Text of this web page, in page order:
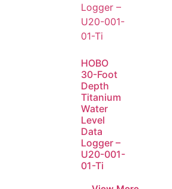
HOBO
30-Foot
Depth
Titanium
Water
Level
Data
Logger –
U20-001-
01-Ti